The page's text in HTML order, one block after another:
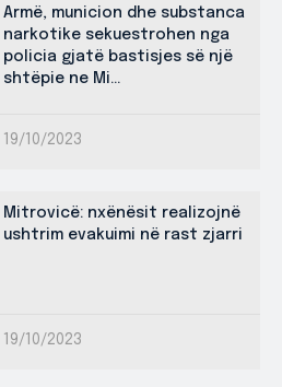
Armë, municion dhe substanca
narkotike sekuestrohen nga
policia gjatë bastisjes së një
shtëpie ne Mi...
19/10/2023
Mitrovicë: nxënësit realizojnë
ushtrim evakuimi në rast zjarri
19/10/2023